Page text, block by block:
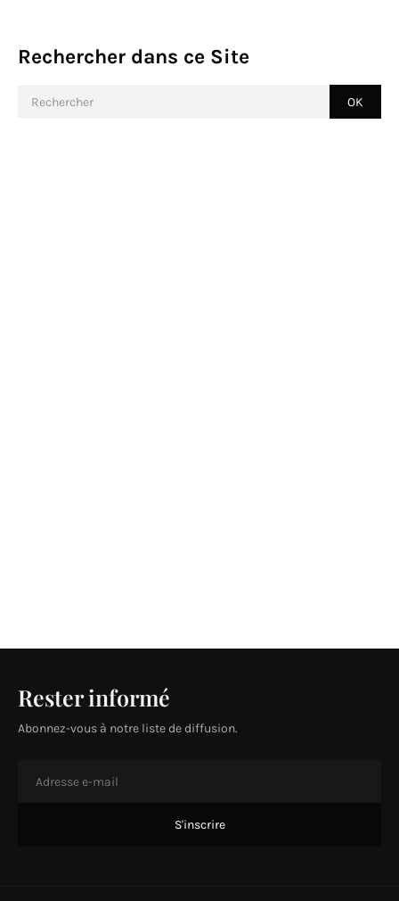
Rechercher dans ce Site
Rester informé
Abonnez-vous à notre liste de diffusion.